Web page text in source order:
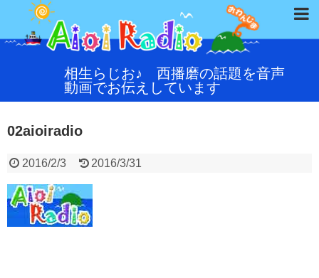
相生らじお♪ 西播磨の話題を音声
動画でお伝えしています
02aioiradio
2016/2/3 2016/3/31